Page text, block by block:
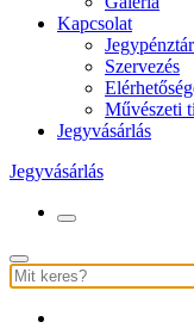
Kapcsolat
Jegypénztár
Szervezés
Művészeti
Jegyvásárlás
Jegyvásárlás